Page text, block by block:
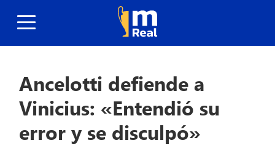
Ancelotti defiende a
Vinicius: «Entendió su
error y se disculpó»